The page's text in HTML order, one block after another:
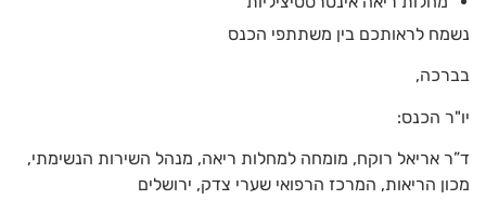
נשמח לראותכם בין משתתפי הכנס
בברכה,
יו"ר הכנס:
ד”ר אריאל רוקח, מומחה למחלות ריאה, מנהל השירות הנשימתי,
מכון הריאות, המרכז הרפואי שערי צדק, ירושלים